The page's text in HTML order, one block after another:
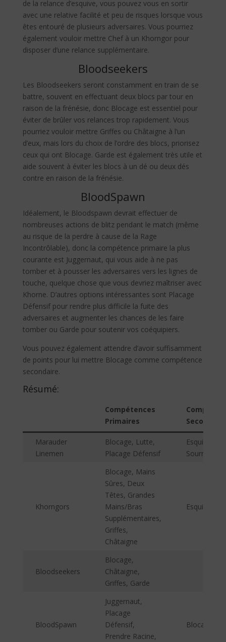
de la relance d’esquive, vous pouvez vous en sortir
avec une relative facilité et peu de risques lorsque vous
êtes entouré de plusieurs adversaires. Vous pourriez
également vouloir mettre Chef à un Khorngor pour
disposer d’une relance supplémentaire.
Bloodseekers
Les Bloodseekers seront constamment en train de se
battre, souvent en effectuant deux blocs par tour en
raison de la frénésie, donc Blocage est essentiel pour
éviter de brûler vos relances trop rapidement. Vous
pourriez vouloir mettre Griffes ou Châtaigne à l’un
d’eux, mais lors du choix de l’ordre des blocs, priorisez
ceux qui ont Blocage. Garde est également très utile et
aide souvent à éviter les blocs à un dé ou deux dés
contre en raison de la frénésie.
BloodSpawn
Idéalement, le Bloodspawn devrait effectuer de
nombreuses actions de blitz pendant le match (même
au risque de la perdre à cause de la Rage
Incontrôlable), donc la compétence primaire la plus
courante est Juggernaut, qui vous aide à ne pas
tomber et à pousser les adversaires vers les lignes de
touche, quelque chose que vous devriez maîtriser avec
Khorne. D’autres options intéressantes sont Placage
Défensif pour rendre plus difficile la fuite des
adversaires et augmenter les chances de les faire
tomber ou Garde pour soutenir vos coéquipiers.
Vous pouvez également attendre d’avoir suffisamment
de points pour lui mettre Blocage comme compétence
secondaire.
Résumé:
Compétences
Primaires
Marauder
Linemen
Blocage, Lutte,
Placage Défensif
Esquive,
Sournois
Khorngors
Blocage, Mains
Sûres, Deux
Têtes, Grandes
Mains/Bras
Supplémentaires,
Griffes,
Châtaigne
Esquive,
Bloodseekers
Blocage,
Châtaigne,
Griffes, Garde
BloodSpawn
Juggernaut,
Placage
Défensif,
Prendre Racine,
Blocage